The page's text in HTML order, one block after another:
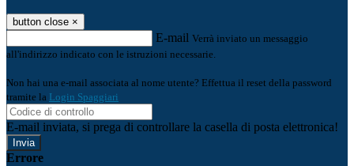
button close ×
E-mail Verrà inviato un messaggio
all'indirizzo indicato con le istruzioni necessarie.
Non hai una e-mail associata al nome utente? Effettua il reset della password
tramite la Login Spaggiari
E-mail inviata, si prega di controllare la casella di posta elettronica!
Errore